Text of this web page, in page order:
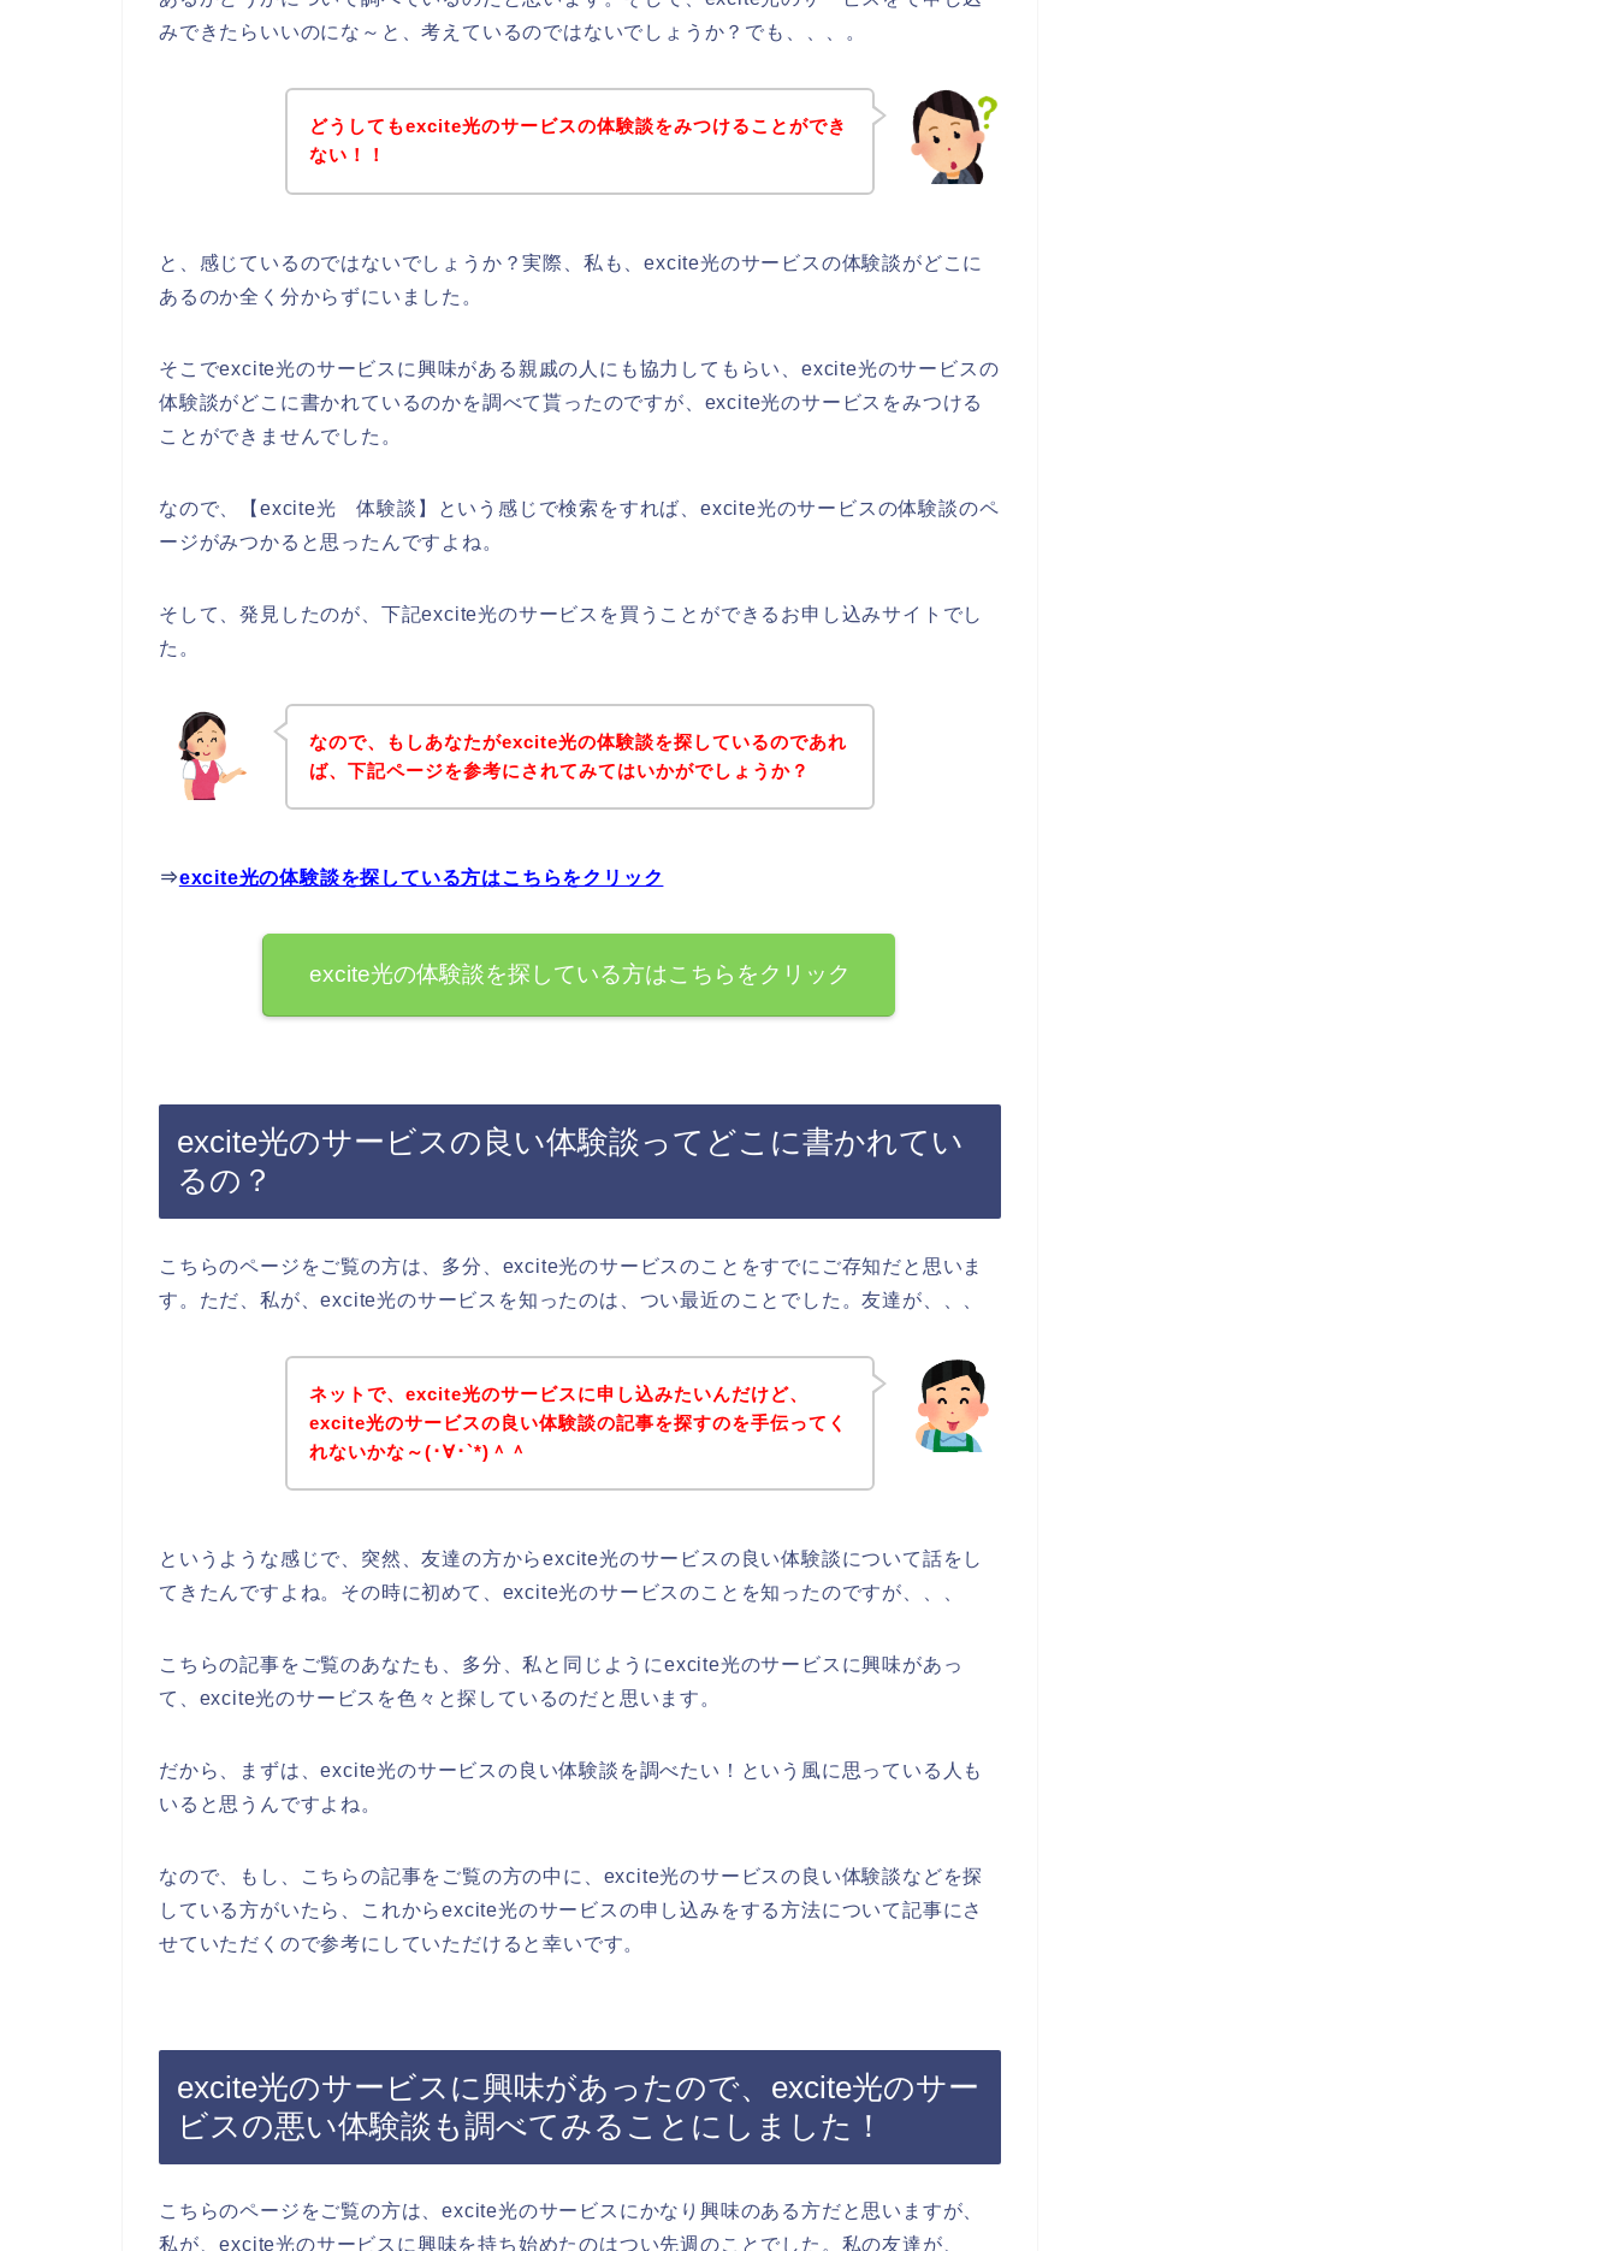
みできたらいいのにな～と、考えているのではないでしょうか？でも、、、。
どうしてもexcite光のサービスの体験談をみつけることができ
ない！！
と、感じているのではないでしょうか？実際、私も、excite光のサービスの体験談がどこに
あるのか全く分からずにいました。
そこでexcite光のサービスに興味がある親戚の人にも協力してもらい、excite光のサービスの
体験談がどこに書かれているのかを調べて貰ったのですが、excite光のサービスをみつける
ことができませんでした。
なので、【excite光 体験談】という感じで検索をすれば、excite光のサービスの体験談のペ
ージがみつかると思ったんですよね。
そして、発見したのが、下記excite光のサービスを買うことができるお申し込みサイトでし
た。
なので、もしあなたがexcite光の体験談を探しているのであれ
ば、下記ページを参考にされてみてはいかがでしょうか？
⇒excite光の体験談を探している方はこちらをクリック
excite光の体験談を探している方はこちらをクリック
excite光のサービスの良い体験談ってどこに書かれてい
るの？
こちらのページをご覧の方は、多分、excite光のサービスのことをすでにご存知だと思いま
す。ただ、私が、excite光のサービスを知ったのは、つい最近のことでした。友達が、、、
ネットで、excite光のサービスに申し込みたいんだけど、
excite光のサービスの良い体験談の記事を探すのを手伝ってく
れないかな～(･∀･`*)＾＾
というような感じで、突然、友達の方からexcite光のサービスの良い体験談について話をし
てきたんですよね。その時に初めて、excite光のサービスのことを知ったのですが、、、
こちらの記事をご覧のあなたも、多分、私と同じようにexcite光のサービスに興味があっ
て、excite光のサービスを色々と探しているのだと思います。
だから、まずは、excite光のサービスの良い体験談を調べたい！という風に思っている人も
いると思うんですよね。
なので、もし、こちらの記事をご覧の方の中に、excite光のサービスの良い体験談などを探
している方がいたら、これからexcite光のサービスの申し込みをする方法について記事にさ
せていただくので参考にしていただけると幸いです。
excite光のサービスに興味があったので、excite光のサー
ビスの悪い体験談も調べてみることにしました！
こちらのページをご覧の方は、excite光のサービスにかなり興味のある方だと思いますが、
私が、excite光のサービスに興味を持ち始めたのはつい先週のことでした。私の友達が、